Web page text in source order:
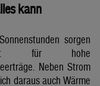
kann
sorgen
für hohe
Neben Strom
daraus auch Wärme